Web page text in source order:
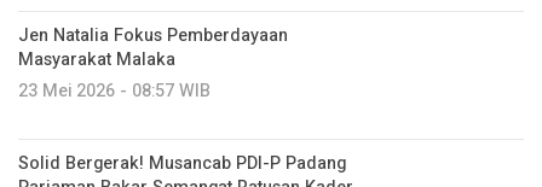
Jen Natalia Fokus Pemberdayaan
Masyarakat Malaka
23 Mei 2026 - 08:57 WIB
Solid Bergerak! Musancab PDI-P Padang